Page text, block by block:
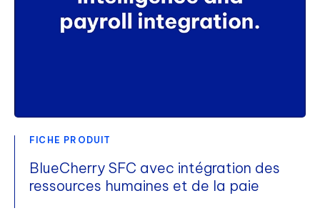
FICHE PRODUIT
BlueCherry SFC avec intégration des
ressources humaines et de la paie